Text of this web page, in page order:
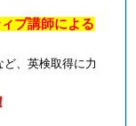
ブ講師による
ど、英検取得に力